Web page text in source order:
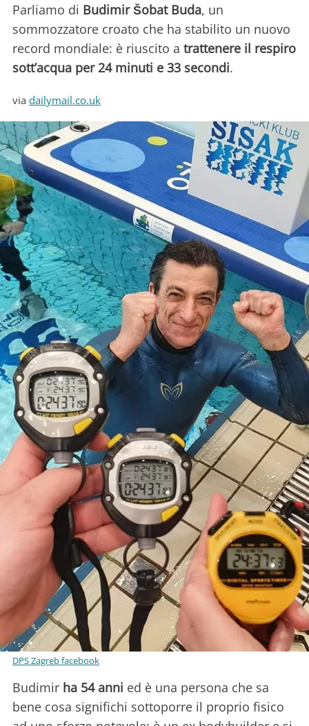
Parliamo di Budimir Šobat Buda, un
sommozzatore croato che ha stabilito un nuovo
record mondiale: è riuscito a trattenere il respiro
sott’acqua per 24 minuti e 33 secondi.
via dailymail.co.uk
DPS Zagreb facebook
Budimir ha 54 anni ed è una persona che sa
bene cosa significhi sottoporre il proprio fisico